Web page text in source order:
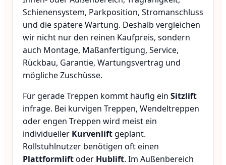
Schienensystem, Parkposition, Stromanschluss
und die spätere Wartung. Deshalb vergleichen
wir nicht nur den reinen Kaufpreis, sondern
auch Montage, Maßanfertigung, Service,
Rückbau, Garantie, Wartungsvertrag und
mögliche Zuschüsse.
Für gerade Treppen kommt häufig ein Sitzlift
infrage. Bei kurvigen Treppen, Wendeltreppen
oder engen Treppen wird meist ein
individueller Kurvenlift geplant.
Rollstuhlnutzer benötigen oft einen
Plattformliftoder Hublift. Im Außenbereich